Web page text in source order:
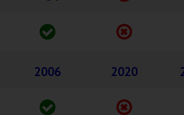
2006 2020